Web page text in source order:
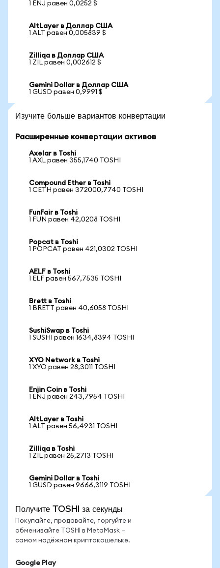
1 ENJ равен 0,0252 $
AltLayer в Доллар США
1 ALT равен 0,005839 $
Zilliqa в Доллар США
1 ZIL равен 0,002612 $
Gemini Dollar в Доллар США
1 GUSD равен 0,9991 $
Изучите больше вариантов конвертации
Расширенные конвертации активов
Axelar в Toshi
1 AXL равен 355,1740 TOSHI
Compound Ether в Toshi
1 CETH равен 372000,7740 TOSHI
FunFair в Toshi
1 FUN равен 42,0208 TOSHI
Popcat в Toshi
1 POPCAT равен 421,0302 TOSHI
AELF в Toshi
1 ELF равен 567,7535 TOSHI
Brett в Toshi
1 BRETT равен 40,6058 TOSHI
SushiSwap в Toshi
1 SUSHI равен 1634,8394 TOSHI
XYO Network в Toshi
1 XYO равен 28,3011 TOSHI
Enjin Coin в Toshi
1 ENJ равен 243,7954 TOSHI
AltLayer в Toshi
1 ALT равен 56,4931 TOSHI
Zilliqa в Toshi
1 ZIL равен 25,2713 TOSHI
Gemini Dollar в Toshi
1 GUSD равен 9666,3119 TOSHI
Получите TOSHI за секунды
Покупайте, продавайте, торгуйте и
обменивайте TOSHI в MetaMask —
самом надёжном криптокошельке.
Google Play